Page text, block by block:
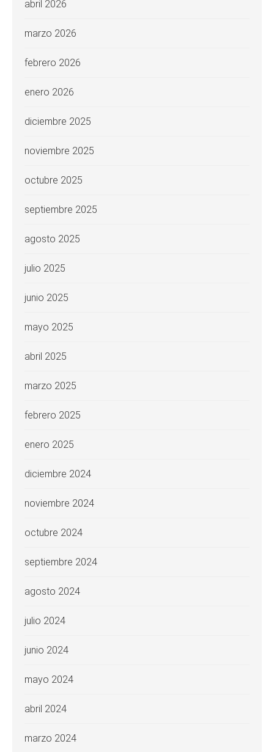
abril 2026
marzo 2026
febrero 2026
enero 2026
diciembre 2025
noviembre 2025
octubre 2025
septiembre 2025
agosto 2025
julio 2025
junio 2025
mayo 2025
abril 2025
marzo 2025
febrero 2025
enero 2025
diciembre 2024
noviembre 2024
octubre 2024
septiembre 2024
agosto 2024
julio 2024
junio 2024
mayo 2024
abril 2024
marzo 2024